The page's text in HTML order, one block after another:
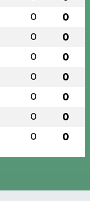
0 0
0 0
0 0
0 0
0 0
0 0
0 0